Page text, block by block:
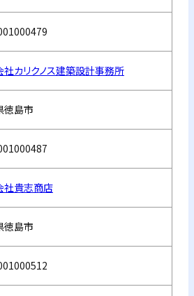
社カリクノス建築設計事務所
徳島市
社貴志商店
徳島市